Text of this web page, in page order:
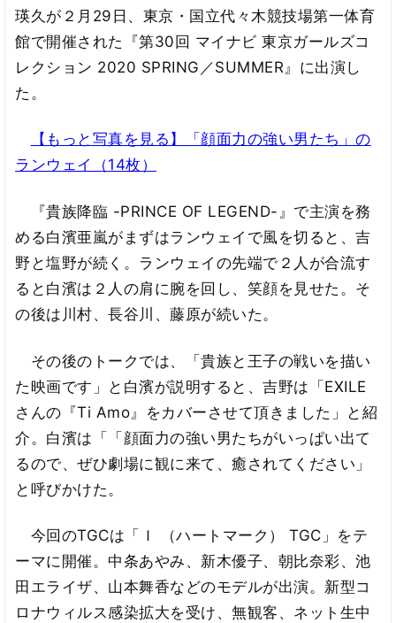
瑛久が２月29日、東京・国立代々木競技場第一体育
館で開催された『第30回 マイナビ 東京ガールズコ
レクション 2020 SPRING／SUMMER』に出演し
た。
【もっと写真を見る】「顔面力の強い男たち」の
ランウェイ（14枚）
『貴族降臨 -PRINCE OF LEGEND-』で主演を務
める白濱亜嵐がまずはランウェイで風を切ると、吉
野と塩野が続く。ランウェイの先端で２人が合流す
ると白濱は２人の肩に腕を回し、笑顔を見せた。そ
の後は川村、長谷川、藤原が続いた。
その後のトークでは、「貴族と王子の戦いを描い
た映画です」と白濱が説明すると、吉野は「EXILE
さんの『Ti Amo』をカバーさせて頂きました」と紹
介。白濱は「「顔面力の強い男たちがいっぱい出て
るので、ぜひ劇場に観に来て、癒されてください」
と呼びかけた。
今回のTGCは「Ｉ （ハートマーク） TGC」をテ
ーマに開催。中条あやみ、新木優子、朝比奈彩、池
田エライザ、山本舞香などのモデルが出演。新型コ
ロナウィルス感染拡大を受け、無観客、ネット生中